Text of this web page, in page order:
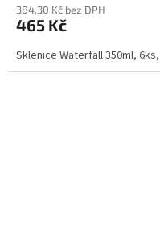
384,30 Kč bez DPH
465 Kč
Sklenice Waterfall 350ml,